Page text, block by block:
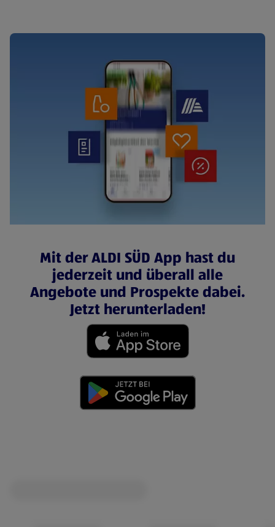
Mit der ALDI SÜD App hast du
jederzeit und überall alle
Angebote und Prospekte dabei.
Jetzt herunterladen!